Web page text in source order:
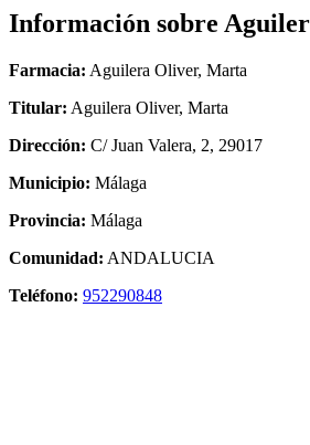
Información sobre
Farmacia: Aguilera Oliver, Marta
Titular: Aguilera Oliver, Marta
Dirección: C/ Juan Valera, 2, 29017
Municipio: Málaga
Provincia: Málaga
Comunidad: ANDALUCIA
Teléfono: 952290848